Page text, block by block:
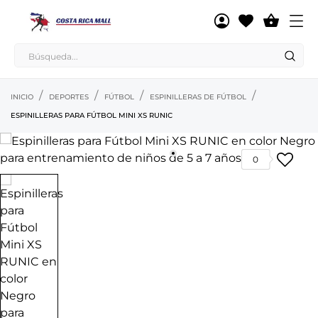

INICIO DEPORTES FÚTBOL
ESPINILLERAS DE FÚTBOL
ESPINILLERAS PARA FÚTBOL MINI XS RUNIC
0